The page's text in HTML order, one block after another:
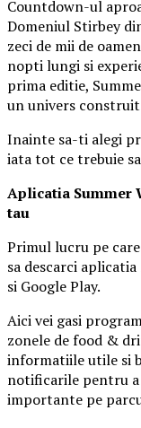
Countdown-ul
Domeniul Stirbey
zeci de mii de
nopti lungi si
prima editie,
un univers
Inainte sa-ti alegi
iata tot ce trebuie
Aplicatia Summer
tau
Primul lucru pe
sa descarci
si Google Play.
Aici vei gasi
zonele de food &
informatiile utile si
notificarile pentru
importante pe